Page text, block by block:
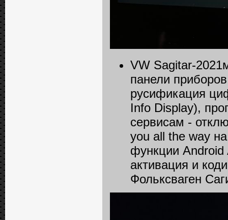
VW Sagitar-
панели
русификация
Info Displаy),
сервисам -
you all the way
функции Android
активация и
Фольксваген